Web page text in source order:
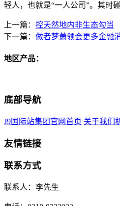
轻人，也就是“一人公司”。其时
上一篇： 控天然地内非生态勾当
下一篇： 做者梦萧领会更多金融
地区产品：
底部导航
J9国际站集团官网首页 关于我们
友情链接
联系方式
联系人：李先生